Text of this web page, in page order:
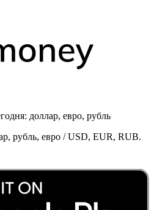
доллар, евро, рубль
рубль, евро / USD, EUR, RUB.